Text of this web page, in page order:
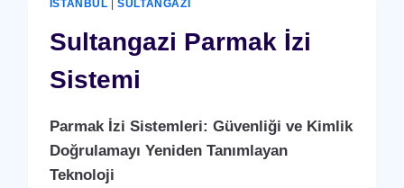
İSTANBUL |SULTANGAZI
Sultangazi Parmak İzi
Sistemi
Parmak İzi Sistemleri: Güvenliği ve Kimlik
Doğrulamayı Yeniden Tanımlayan
Teknoloji